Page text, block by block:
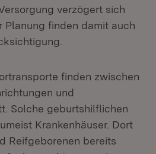
verzögert sich
Planung finden damit auch
finden zwischen
und
Solche geburtshilflichen
Krankenhäuser. Dort
Reifgeborenen bereits